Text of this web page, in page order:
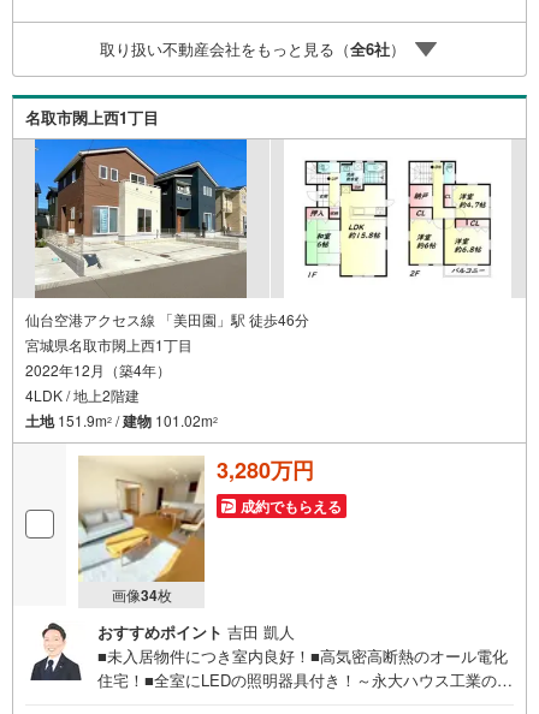
て頂きます。各店舗ではキッズスペースも完備！お子様連
れのご家族様で是非お越しください。営業時間:10:00～18:
00（定休日火・水曜日※店舗により変動あり）現地のご案
内も可能ですので、どうぞお気軽にお問い合わせくださ
い！
取り扱い不動産会社をもっと見る（全6社）
名取市閖上西1丁目
仙台空港アクセス線 「美田園」駅 徒歩46分
宮城県名取市閖上西1丁目
2022年12月（築4年）
4LDK / 地上2階建
土地151.9m2 /建物 101.02m2
画像34枚
3,280万円
成約でもらえる
おすすめポイント 吉田 凱人
■未入居物件につき室内良好！■高気密高断熱のオール電化
住宅！■全室にLEDの照明器具付き！～永大ハウス工業の強